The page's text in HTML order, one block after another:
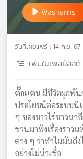
เครือ
วิทยุ
ไทย
แผนที่
วิทยุ
เครือ
ข่าย
ฟังรายการ
วันที่เผยแพร่ : 14 ก.ย. 67
เพิ่มในเพลย์ลิสต์
ตั๊กแตน มีชีวิตผูกพัน
ประโยชน์ต่อระบบนิ
ๆ ของชาวไร่ชาวนา
ชวนมาฟังเรื่องราว
ต่าง ๆ ว่าทำไมมันถึ
อย่างไม่น่าเชื่อ